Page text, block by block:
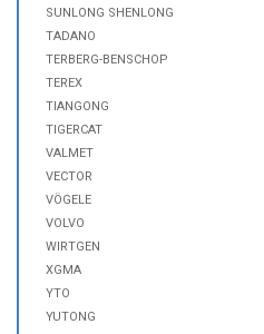
SUNLONG SHENLONG
TADANO
TERBERG-BENSCHOP
TEREX
TIANGONG
TIGERCAT
VALMET
VECTOR
VÖGELE
VOLVO
WIRTGEN
XGMA
YTO
YUTONG